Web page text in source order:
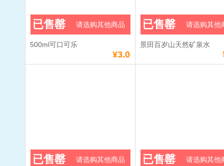
500ml可口可乐
¥3.0
已售罄 请选购其他商品
景田百岁山天然矿泉水
已售罄 请选购其他
已售罄 请选购其他商品 已售罄 请选购其他